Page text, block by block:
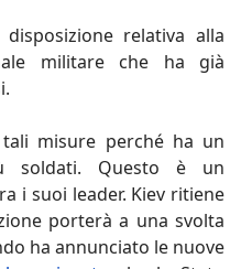
relativa alla
militare che ha già
misure perché ha un
soldati. Questo è un
i suoi leader. Kiev ritiene
porterà a una svolta
ha annunciato le nuove